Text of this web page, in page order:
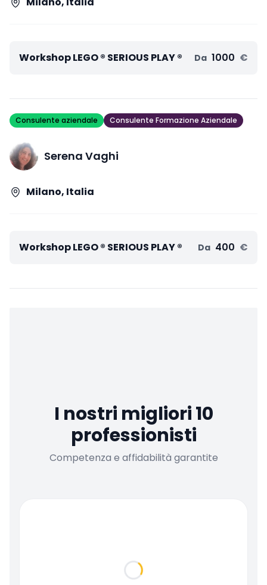
Workshop LEGO ® SERIOUS PLAY ® Da 1000 €
Consulente aziendale Consulente Formazione Aziendale
Serena Vaghi
Milano, Italia
Workshop LEGO ® SERIOUS PLAY ® Da 400 €
I nostri migliori 10
professionisti
Competenza e affidabilità garantite
Loading...